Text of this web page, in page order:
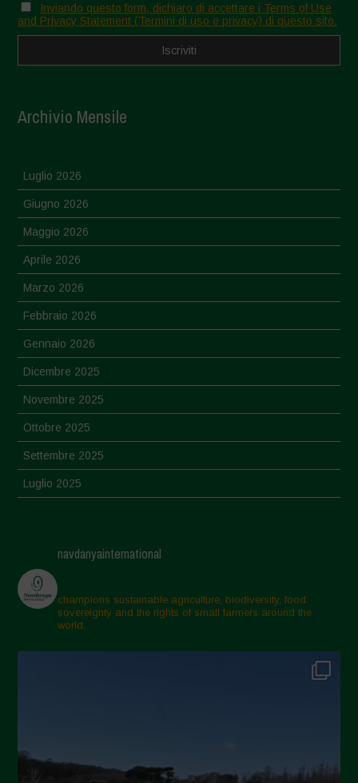
Inviando questo form, dichiaro di accettare i Terms of Use
and Privacy Statement (Termini di uso e privacy) di questo sito.
Archivio Mensile
Luglio 2026
Giugno 2026
Maggio 2026
Aprile 2026
Marzo 2026
Febbraio 2026
Gennaio 2026
Dicembre 2025
Novembre 2025
Ottobre 2025
Settembre 2025
Luglio 2025
Aprile 2025
Marzo 2025
Febbraio 2025
Gennaio 2025
Settembre 2024
navdanyainternational
champions sustainable agriculture, biodiversity, food
sovereignty and the rights of small farmers around the
world.